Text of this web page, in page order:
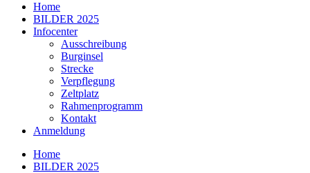
Home
BILDER 2025
Infocenter
Ausschreibung
Burginsel
Strecke
Verpflegung
Zeltplatz
Rahmenprogramm
Kontakt
Anmeldung
Home
BILDER 2025